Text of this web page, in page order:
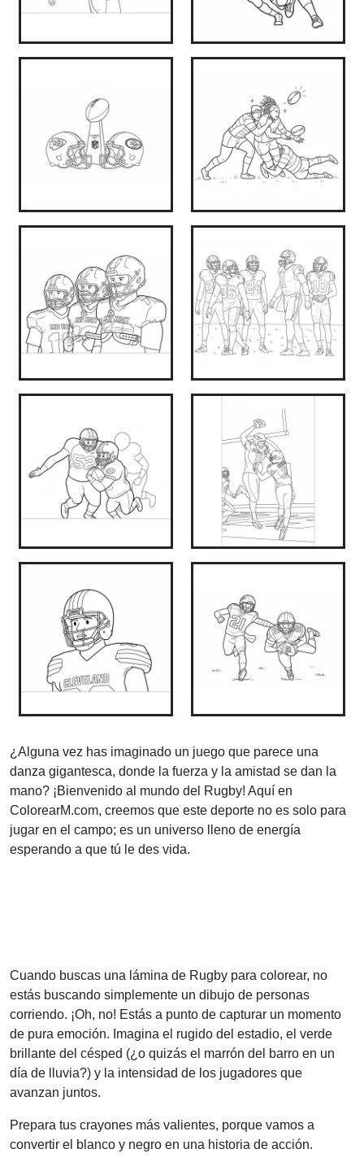
¿Alguna vez has imaginado un juego que parece una
danza gigantesca, donde la fuerza y la amistad se dan la
mano? ¡Bienvenido al mundo del Rugby! Aquí en
ColorearM.com, creemos que este deporte no es solo para
jugar en el campo; es un universo lleno de energía
esperando a que tú le des vida.
Cuando buscas una lámina de Rugby para colorear, no
estás buscando simplemente un dibujo de personas
corriendo. ¡Oh, no! Estás a punto de capturar un momento
de pura emoción. Imagina el rugido del estadio, el verde
brillante del césped (¿o quizás el marrón del barro en un
día de lluvia?) y la intensidad de los jugadores que
avanzan juntos.
Prepara tus crayones más valientes, porque vamos a
convertir el blanco y negro en una historia de acción.